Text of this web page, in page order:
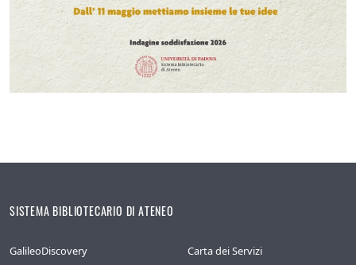
SISTEMA BIBLIOTECARIO DI ATENEO
GalileoDiscovery
Carta dei Servizi